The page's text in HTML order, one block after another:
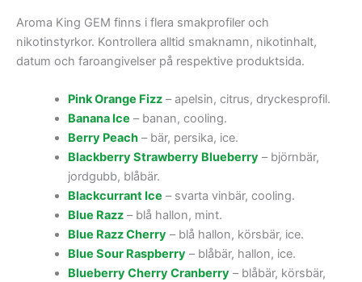
Aroma King GEM finns i flera smakprofiler och
nikotinstyrkor. Kontrollera alltid smaknamn, nikotinhalt,
datum och faroangivelser på respektive produktsida.
Pink Orange Fizz– apelsin, citrus, dryckesprofil.
Banana Ice – banan, cooling.
Berry Peach– bär, persika, ice.
Blackberry Strawberry Blueberry– björnbär,
jordgubb, blåbär.
Blackcurrant Ice – svarta vinbär, cooling.
Blue Razz– blå hallon, mint.
Blue Razz Cherry– blå hallon, körsbär, ice.
Blue Sour Raspberry– blåbär, hallon, ice.
Blueberry Cherry Cranberry– blåbär, körsbär,